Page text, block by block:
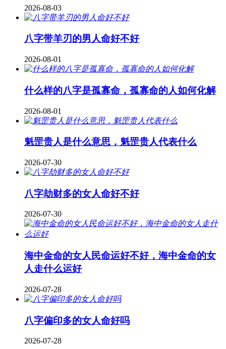
2026-08-03
八字带羊刃的男人命好不好
2026-08-01
什么样的八字是孤寡命，孤寡命的人如何化解
2026-08-01
魁罡贵人是什么意思，魁罡贵人代表什么
2026-07-30
八字劫财多的女人命好不好
2026-07-30
海中金命的女人民命运好不好，海中金命的女
人走什么运好
2026-07-28
八字偏印多的女人命好吗
2026-07-28